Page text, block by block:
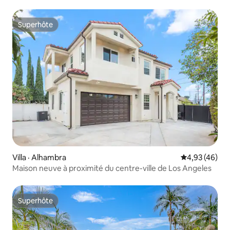
Superhôte
Superhôte
Villa · Alhambra Note
4,93 (46)
Maison neuve à proximité du centre-ville de Los Angeles
Superhôte
Superhôte